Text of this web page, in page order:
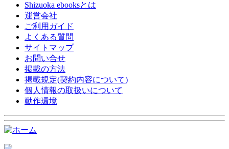
Shizuoka ebooksとは
運営会社
ご利用ガイド
よくある質問
サイトマップ
お問い合せ
掲載の方法
掲載規定(契約内容について)
個人情報の取扱いについて
動作環境